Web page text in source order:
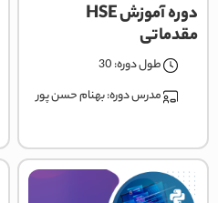
دوره آموزش HSE
مقدماتی
طول دوره: 30
مدرس دوره:بهنام حسن پور